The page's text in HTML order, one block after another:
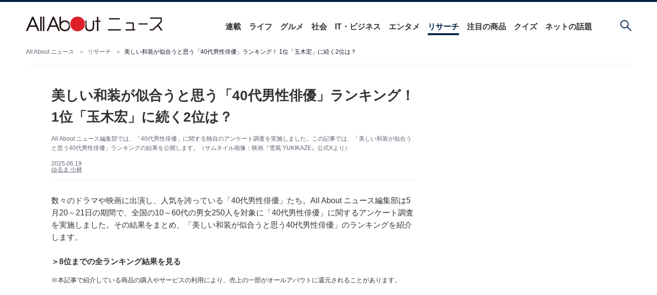
連載 ライフ グルメ 社会 IT・ビジネス エンタメ リサーチ 注目の商品 クイズ ネットの話題
All About ニュース リサーチ 美しい和装が似合うと思う「40代男性俳優」ランキング！ 1位「玉木宏」に続く2位は？
美しい和装が似合うと思う「40代男性俳優」ランキング！
1位「玉木宏」に続く2位は？
All About ニュース編集部では、「40代男性俳優」に関する独自のアンケート調査を実施しました。この記事では、「美しい和装が似合う
と思う40代男性俳優」ランキングの結果を公開します。（サムネイル画像：映画『雪風 YUKIKAZE』公式Xより）
2025.06.19
ゆるま 小林
数々のドラマや映画に出演し、人気を誇っている「40代男性俳優」たち。All About ニュース編集部は5
月20～21日の期間で、全国の10～60代の男女250人を対象に「40代男性俳優」に関するアンケート調査
を実施しました。その結果をまとめ、「美しい和装が似合うと思う40代男性俳優」のランキングを紹介
します。
＞8位までの全ランキング結果を見る
※本記事で紹介している商品の購入やサービスの利用により、売上の一部がオールアバウトに還元されることがあります。